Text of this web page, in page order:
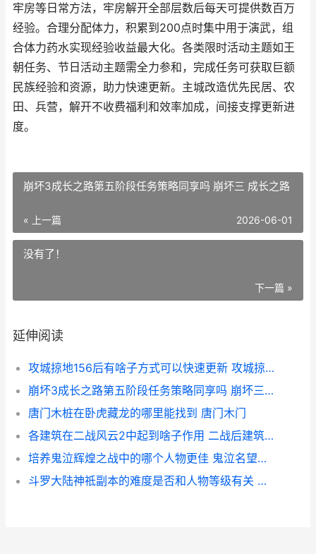
牢房等日常方法，牢房解开全部层数后每天可提供数百万
经验。合理分配体力，积累到200点时集中用于演武，组
合体力药水实现经验收益最大化。各类限时活动主题如王
朝任务、节日活动主题需全力参和，完成任务可获取巨额
民族经验和资源，助力快速更新。主城改造优先民居、农
田、兵营，解开不收费福利和效率加成，间接支撑更新进
度。
崩坏3成长之路第五阶段任务策略同享吗 崩坏三 成长之路
« 上一篇 2026-06-01
没有了！
下一篇 »
延伸阅读
攻城掠地156后有啥子方式可以快速更新 攻城掠地165副本
崩坏3成长之路第五阶段任务策略同享吗 崩坏三 成长之路
唐门木桩在卧虎藏龙的哪里能找到 唐门木门
各建筑在二战风云2中起到啥子作用 二战后建筑的主要思潮
培养鬼泣辉煌之战中的哪个人物更佳 鬼泣名望提升
斗罗大陆神祗副本的难度是否和人物等级有关 《斗罗大陆》所有神邸简介